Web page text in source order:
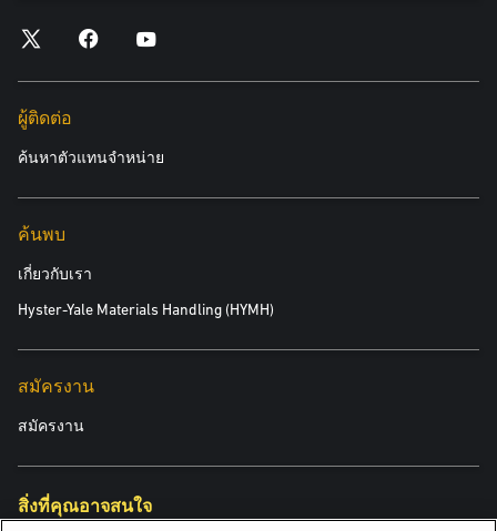
ผู้ติดต่อ
ค้นหาตัวแทนจำหน่าย
ค้นพบ
เกี่ยวกับเรา
Hyster-Yale Materials Handling (HYMH)
สมัครงาน
สมัครงาน
สิ่งที่คุณอาจสนใจ